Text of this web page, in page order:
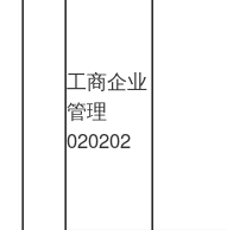
工商企业
管理
020202